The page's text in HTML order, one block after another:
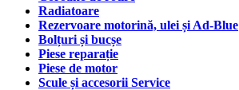
Radiatoare
Rezervoare motorină, ulei și Ad-Blue
Bolțuri și bucșe
Piese reparație
Piese de motor
Scule și accesorii Service